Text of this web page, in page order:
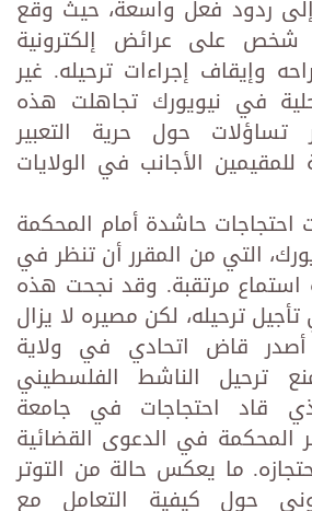
ردود فعل واسعة، حيث وقع
شخص على عرائض إلكترونية
وإيقاف إجراءات ترحيله. غير
في نيويورك تجاهلت هذه
تساؤلات حول حرية التعبير
للمقيمين الأجانب في الولايات
احتجاجات حاشدة أمام المحكمة
التي من المقرر أن تنظر في
مرتقبة. وقد نجحت هذه
ترحيله، لكن مصيره لا يزال
قاض اتحادي في ولاية
ترحيل الناشط الفلسطيني
قاد احتجاجات في جامعة
المحكمة في الدعوى القضائية
ما يعكس حالة من التوتر
حول كيفية التعامل مع